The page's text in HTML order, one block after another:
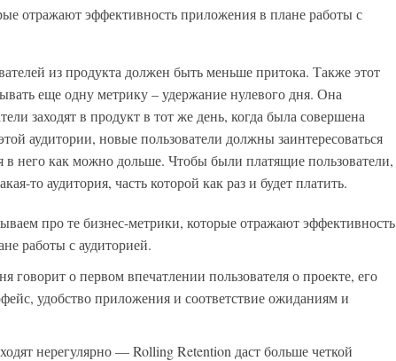
отражают эффективность приложения в плане работы с
из продукта должен быть меньше притока. Также этот
еще одну метрику – удержание нулевого дня. Она
заходят в продукт в тот же день, когда была совершена
аудитории, новые пользователи должны заинтересоваться
в него как можно дольше. Чтобы были платящие пользователи,
то аудитория, часть которой как раз и будет платить.
про те бизнес-метрики, которые отражают эффективность
работы с аудиторией.
говорит о первом впечатлении пользователя о проекте, его
удобство приложения и соответствие ожиданиям и
нерегулярно — Rolling Retention даст больше четкой